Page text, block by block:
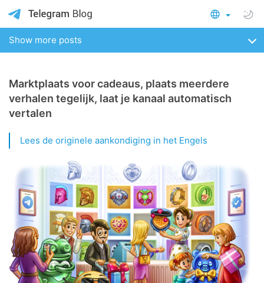
Show more posts
Marktplaats voor cadeaus, plaats meerdere
verhalen tegelijk, laat je kanaal automatisch
vertalen
Lees de originele aankondiging in het Engels